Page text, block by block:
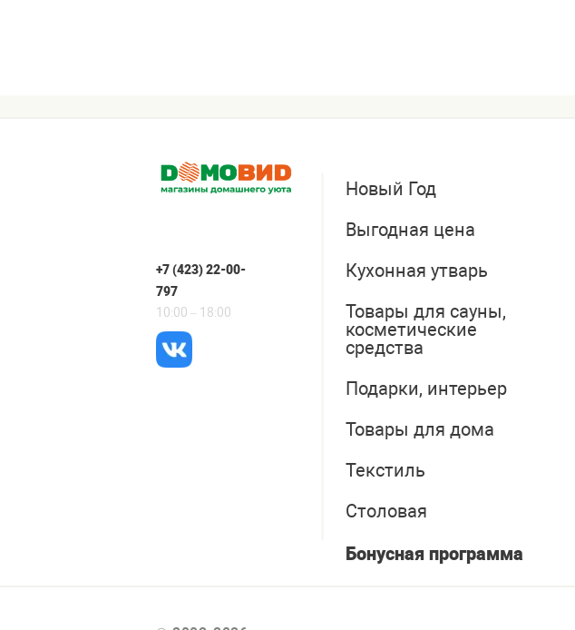
+7 (423) 22-00-
797
10:00 – 18:00
Новый Год
Выгодная цена
Кухонная утварь
Товары для сауны,
косметические
средства
Подарки, интерьер
Товары для дома
Текстиль
Столовая
Бонусная программа